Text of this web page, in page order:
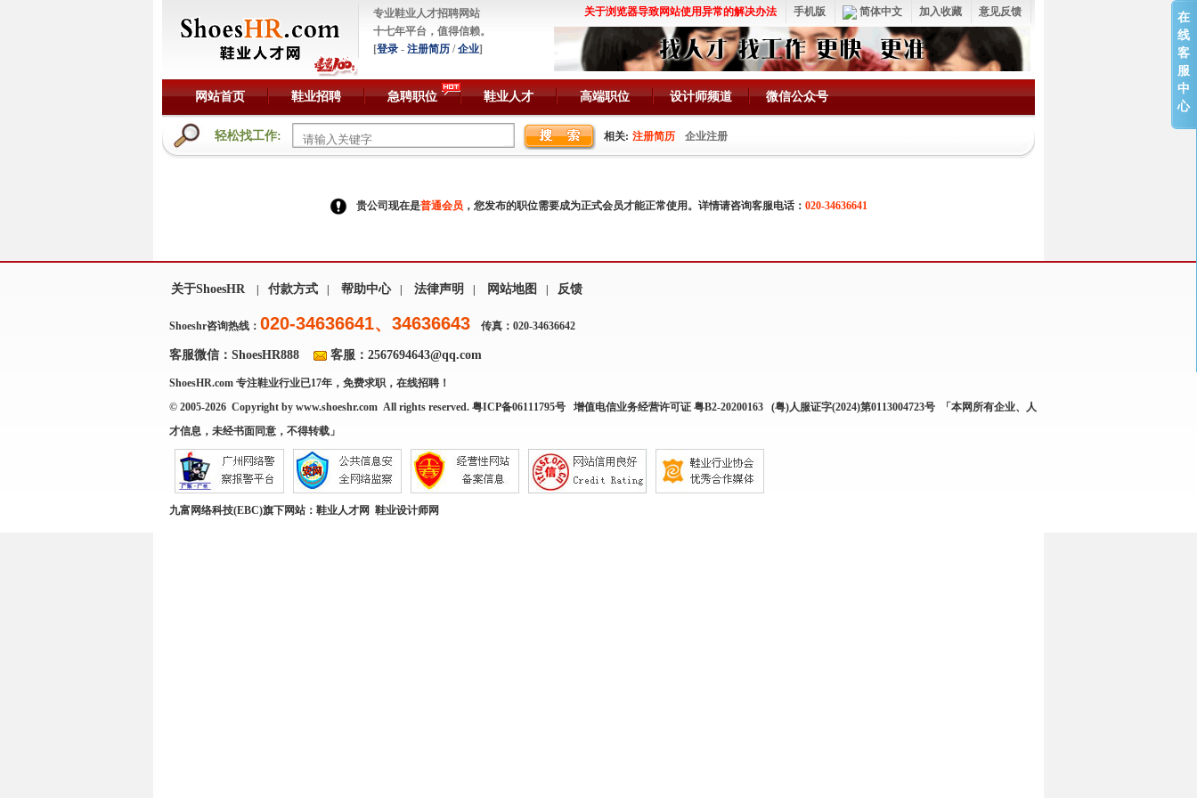
专业鞋业人才招聘网站
十七年平台，值得信赖。
[登录 - 注册简历 /企业]
意见反馈
加入收藏
简体中文
手机版
关于浏览器导致网站使用异常的解决办法
网站首页 鞋业招聘 急聘职位 鞋业人才 高端职位 设计师频道 微信公众号
轻松找工作: 相关: 注册简历 企业注册
贵公司现在是普通会员 ，您发布的职位需要成为正式会员才能正常使用。详情请咨询客服电话： 020-34636641
在
线
客
服
中
心
关于ShoesHR 付款方式 帮助中心 法律声明 网站地图 反馈
Shoeshr咨询热线： 020-34636641、34636643 传真：020-34636642
客服微信：ShoesHR888 客服：2567694643@qq.com
ShoesHR.com 专注鞋业行业已17年，免费求职，在线招聘！
© 2005-2026 Copyright by www.shoeshr.com All rights reserved. 粤ICP备06111795号 增值电信业务经营许可证 粤B2-20200163 (粤)人服证字(2024)第0113004723号
「本网所有企业、人
才信息，未经书面同意，不得转载」
九富网络科技(EBC)旗下网站： 鞋业人才网 鞋业设计师网